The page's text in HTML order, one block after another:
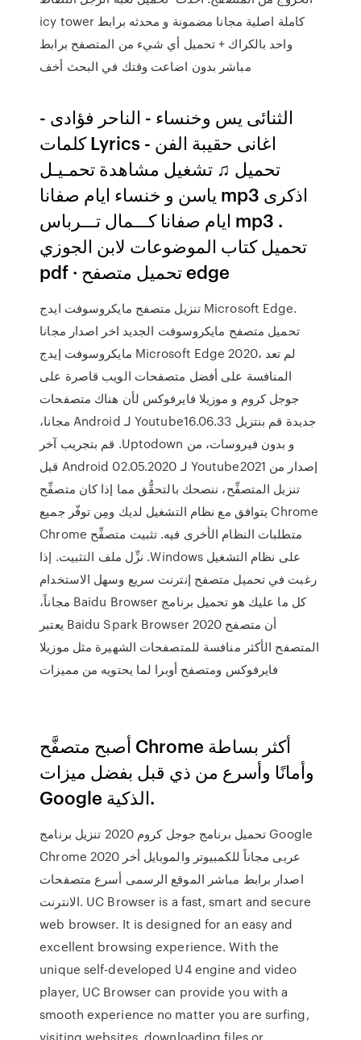
icy tower كاملة اصلية مجانا مضمونة و محدثه برابط
واحد بالكراك + تحميل أي شيء من المتصفح برابط
الثنائى يس وخنساء - الناحر فؤادى -
كلمات Lyrics - اغانى حقيبة الفن
تحميل ♫ تشغيل مشاهدة تحمـيـل
ياسن و خنساء ايام صفانا mp3 اذكرى
ايام صفانا كـــمال تـــرباس mp3 .
تحميل كتاب الموضوعات لابن الجوزي
pdf · تحميل متصفح edge
تنزيل متصفح مايكروسوفت ايدج Microsoft Edge.
تحميل متصفح مايكروسوفت الجديد اخر اصدار مجانا
مايكروسوفت إيدج Microsoft Edge 2020، لم تعد
المنافسة على أفضل متصفحات الويب قاصرة على
جوجل كروم و موزيلا فايرفوكس لأن هناك متصفحات
جديدة ‫قم بنتزيل Youtube16.06.33 لـ Android مجانا،
و بدون فيروسات، من Uptodown. قم بتجريب آخر
إصدار من Youtube2021 لـ Android 02.05.2020 قبل
تنزيل المتصفِّح، ننصحك بالتحقُّق مما إذا كان متصفِّح
Chrome يتوافق مع نظام التشغيل لديك ومِن توفّر جميع
متطلبات النظام الأخرى فيه. تثبيت متصفِّح Chrome
على نظام التشغيل Windows. نزِّل ملف التثبيت. إذا
رغبت في تحميل متصفح إنترنت سريع وسهل الاستخدام
كل ما عليك هو تحميل برنامج Baidu Browser مجاناً،
أن متصفح Baidu Spark Browser 2020 يعتبر
المتصفح الأكثر منافسة للمتصفحات الشهيرة مثل موزيلا
فايرفوكس ومتصفح أوبرا لما يحتويه من مميزات
أصبح متصفَّح Chrome أكثر بساطة
وأمانًا وأسرع من ذي قبل بفضل ميزات
Google الذكية.
تحميل برنامج جوجل كروم 2020 تنزيل برنامج Google
Chrome 2020 عربى مجاناً للكمبيوتر والموبايل أخر
اصدار برابط مباشر الموقع الرسمى أسرع متصفحات
الانترنت. UC Browser is a fast, smart and secure
web browser. It is designed for an easy and
excellent browsing experience. With the
unique self-developed U4 engine and video
player, UC Browser can provide you with a
smooth experience no matter you are surfing,
visiting websites, downloading files or